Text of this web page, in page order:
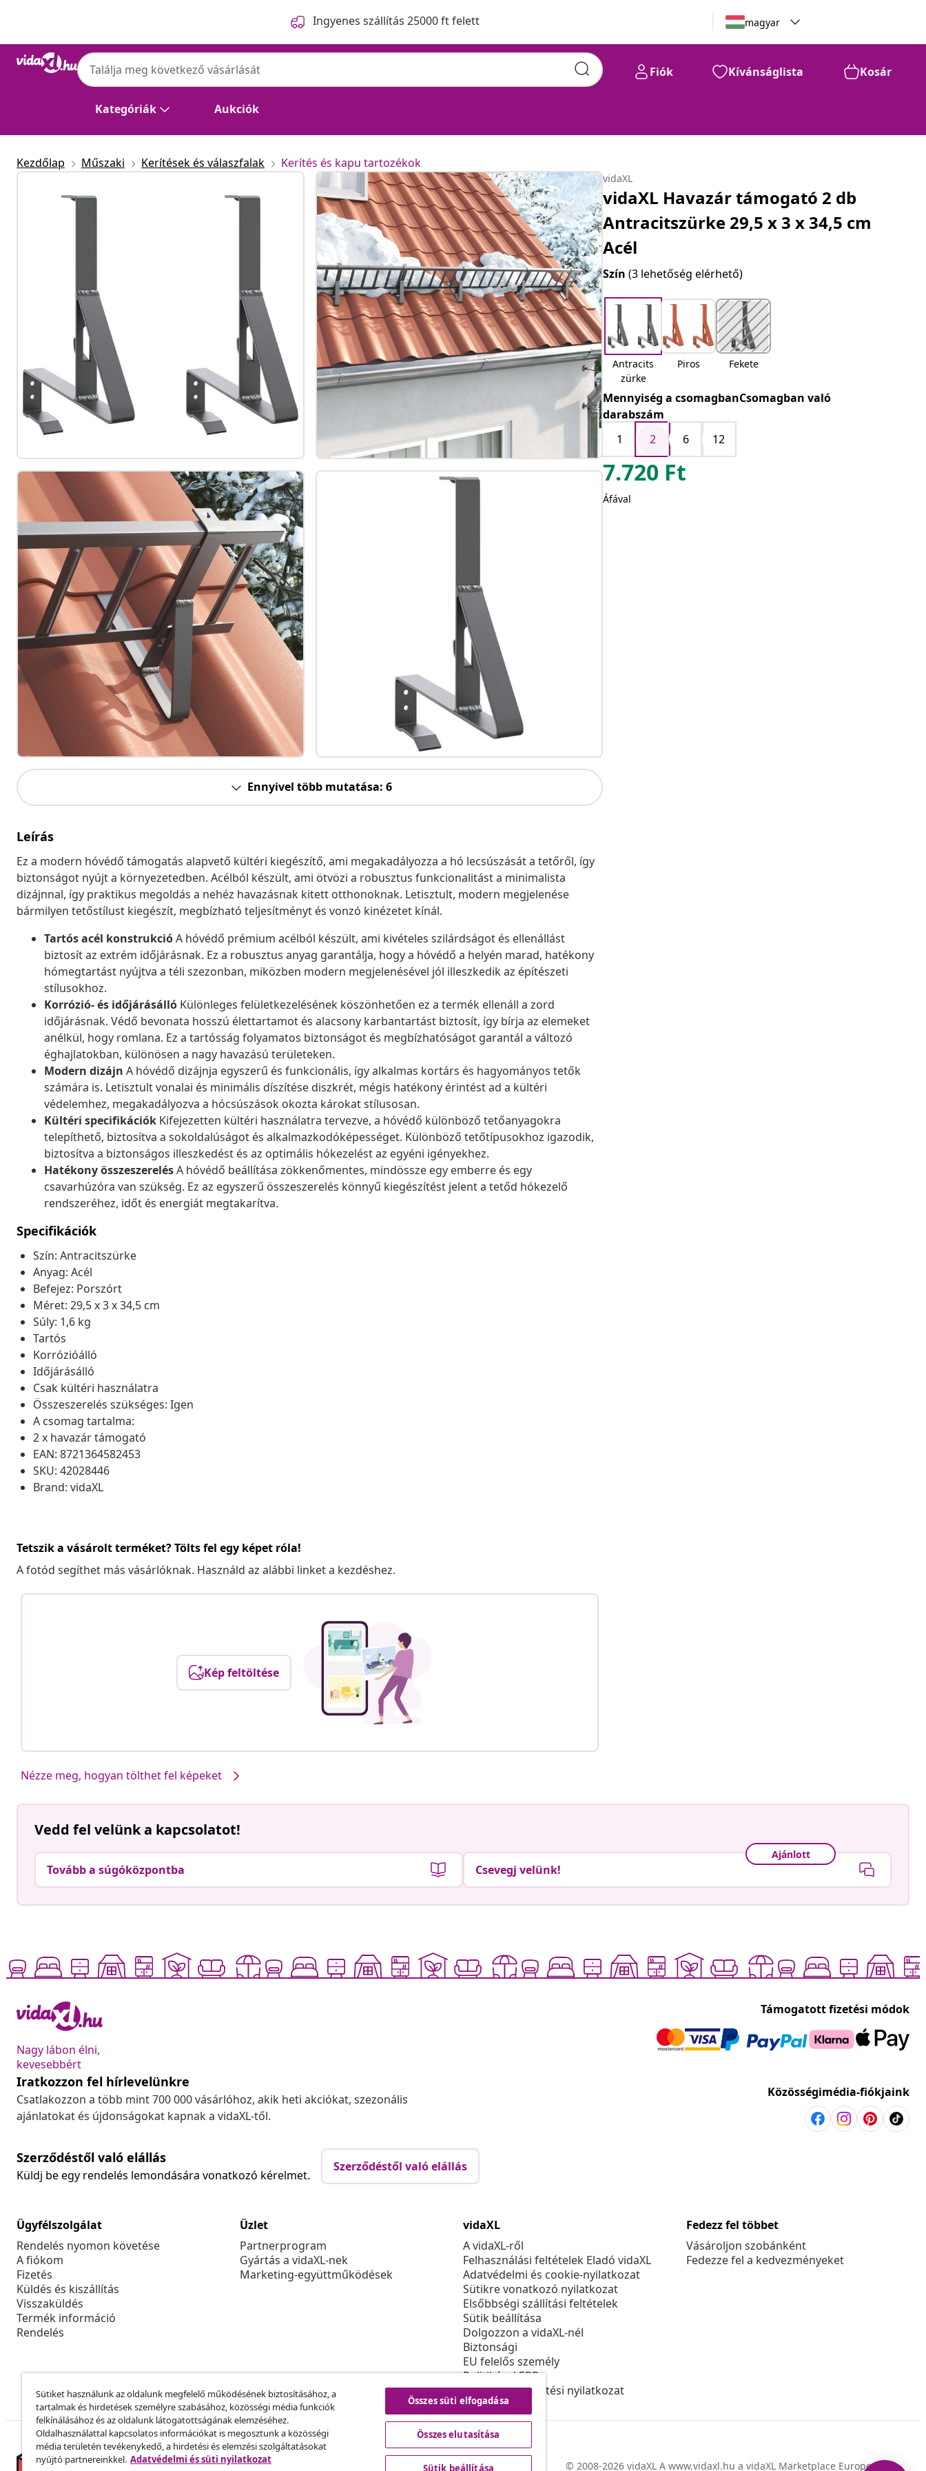
Ingyenes szállítás 25000 ft felett magyar
Kategóriák Aukciók
Fiók Kívánságlista Kosár
Kezdőlap Műszaki Kerítések és válaszfalak Kerítés és kapu tartozékok
Ennyivel több mutatása: 6
Leírás
Ez a modern hóvédő támogatás alapvető kültéri kiegészítő, ami megakadályozza a hó lecsúszását a tetőről, így
biztonságot nyújt a környezetedben. Acélból készült, ami ötvözi a robusztus funkcionalitást a minimalista
dizájnnal, így praktikus megoldás a nehéz havazásnak kitett otthonoknak. Letisztult, modern megjelenése
bármilyen tetőstílust kiegészít, megbízható teljesítményt és vonzó kinézetet kínál.
Tartós acél konstrukcióA hóvédő prémium acélból készült, ami kivételes szilárdságot és ellenállást
biztosít az extrém időjárásnak. Ez a robusztus anyag garantálja, hogy a hóvédő a helyén marad, hatékony
hómegtartást nyújtva a téli szezonban, miközben modern megjelenésével jól illeszkedik az építészeti
stílusokhoz.
Korrózió- és időjárásálló Különleges felületkezelésének köszönhetően ez a termék ellenáll a zord
időjárásnak. Védő bevonata hosszú élettartamot és alacsony karbantartást biztosít, így bírja az elemeket
anélkül, hogy romlana. Ez a tartósság folyamatos biztonságot és megbízhatóságot garantál a változó
éghajlatokban, különösen a nagy havazású területeken.
Modern dizájn A hóvédő dizájnja egyszerű és funkcionális, így alkalmas kortárs és hagyományos tetők
számára is. Letisztult vonalai és minimális díszítése diszkrét, mégis hatékony érintést ad a kültéri
védelemhez, megakadályozva a hócsúszások okozta károkat stílusosan.
Kültéri specifikációk Kifejezetten kültéri használatra tervezve, a hóvédő különböző tetőanyagokra
telepíthető, biztosítva a sokoldalúságot és alkalmazkodóképességet. Különböző tetőtípusokhoz igazodik,
biztosítva a biztonságos illeszkedést és az optimális hókezelést az egyéni igényekhez.
Hatékony összeszerelésA hóvédő beállítása zökkenőmentes, mindössze egy emberre és egy
csavarhúzóra van szükség. Ez az egyszerű összeszerelés könnyű kiegészítést jelent a tetőd hókezelő
rendszeréhez, időt és energiát megtakarítva.
Specifikációk
Szín: Antracitszürke
Anyag: Acél
Befejez: Porszórt
Méret: 29,5 x 3 x 34,5 cm
Súly: 1,6 kg
Tartós
Korrózióálló
Időjárásálló
Csak kültéri használatra
Összeszerelés szükséges: Igen
A csomag tartalma:
2 x havazár támogató
EAN: 8721364582453
SKU: 42028446
Brand: vidaXL
Tetszik a vásárolt terméket? Tölts fel egy képet róla!
A fotód segíthet más vásárlóknak. Használd az alábbi linket a kezdéshez.
Kép feltöltése
Nézze meg, hogyan tölthet fel képeket
vidaXL
vidaXL Havazár támogató 2 db
Antracitszürke 29,5 x 3 x 34,5 cm
Acél
Szín(3 lehetőség elérhető)
Antracits
zürke
Piros Fekete
Mennyiség a csomagbanCsomagban való
darabszám
1
2 6 12
7.720 Ft
Áfával
Vedd fel velünk a kapcsolatot!
Tovább a súgóközpontba
Ajánlott
Csevegj velünk!
Nagy lábon élni,
kevesebbért
Támogatott fizetési módok
Iratkozzon fel hírlevelünkre
Csatlakozzon a több mint 700 000 vásárlóhoz, akik heti akciókat, szezonális
ajánlatokat és újdonságokat kapnak a vidaXL-től.
Közösségimédia-fiókjaink
Szerződéstől való elállás
Küldj be egy rendelés lemondására vonatkozó kérelmet.
Szerződéstől való elállás
Ügyfélszolgálat
Rendelés nyomon követése
A fiókom
Fizetés
Küldés és kiszállítás
Visszaküldés
Termék információ
Rendelés
Üzlet
Partnerprogram
Gyártás a vidaXL-nek
Marketing-együttműködések
vidaXL
A vidaXL-ről
Felhasználási feltételek Eladó vidaXL
Adatvédelmi és cookie-nyilatkozat
Sütikre vonatkozó nyilatkozat
Elsőbbségi szállítási feltételek
Sütik beállítása
Dolgozzon a vidaXL-nél
Biztonsági
EU felelős személy
Politikával EPR
Akadálymentesítési nyilatkozat
Fedezz fel többet
Vásároljon szobánként
Fedezze fel a kedvezményeket
© 2008-2026 vidaXL A www.vidaxl.hu a vidaXL Marketplace Europe B.V.
Sütiket használunk az oldalunk megfelelő működésének biztosításához, a
tartalmak és hirdetések személyre szabásához, közösségi média funkciók
felkínálásához és az oldalunk látogatottságának elemzéséhez.
Oldalhasználattal kapcsolatos információkat is megosztunk a közösségi
média területén tevékenykedő, a hirdetési és elemzési szolgáltatásokat
nyújtó partnereinkkel. Adatvédelmi és süti nyilatkozat
Összes süti elfogadása
Összes elutasítása
Sütik beállítása